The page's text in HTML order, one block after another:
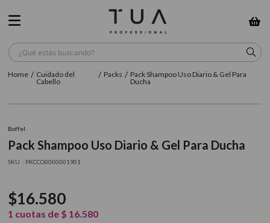
¿Qué estás buscando?
Cuidado del
Cabello
Packs
Pack Shampoo Uso Diario & Gel Para
Ducha
Boffel
Pack Shampoo Uso Diario & Gel Para Ducha
: PKCCO0000001901
$16.580
1 cuotas de $ 16.580
TÉRMINOS MÁS BUSCADOS
3. farmavita
5. cepillo
6. gama